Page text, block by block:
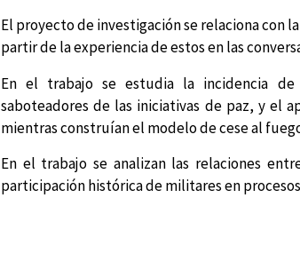
El proyecto de investigación se relaciona con
partir de la experiencia de estos en las
En el trabajo se estudia la incidencia
saboteadores de las iniciativas de paz, y el
mientras construían el modelo de cese al
En el trabajo se analizan las relaciones
participación histórica de militares en